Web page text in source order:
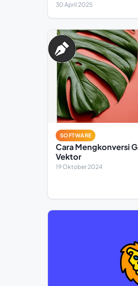
30 April 2025
SOFTWARE
Cara Mengkonversi
Vektor
19 Oktober 2024